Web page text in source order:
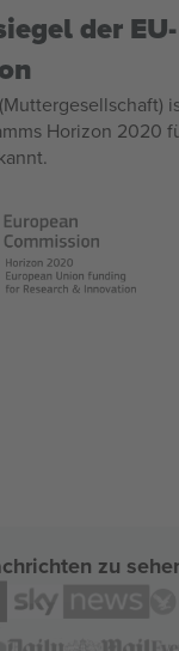
der EU-
Horizon 2020
zu